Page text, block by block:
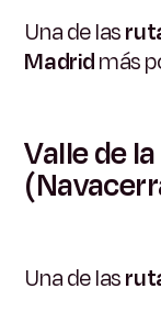
Una de las
Madridmás
Valle de
Una de las